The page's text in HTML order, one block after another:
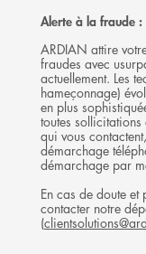
Alerte à la fraude
ARDIAN attire
fraudes avec
actuellement. Les
hameçonnage)
en plus
toutes sollicitations
qui vous
démarchage
démarchage par
En cas de doute et
contacter notre
(
Follow
Ardian
on
X
Follow
Ardian
on
LinkedIn
Follow
Ardian
on
YouTube
Ardian
on
Jobs
on
L'ÉQUIPE
EXPANSION